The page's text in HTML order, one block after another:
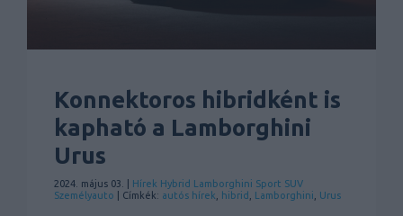
Konnektoros hibridként is
kapható a Lamborghini
Urus
2024. május 03. | Hírek Hybrid Lamborghini Sport SUV
Személyauto | Címkék: autós hírek hibrid Lamborghini Urus